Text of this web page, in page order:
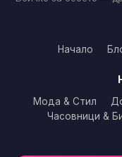
Начало
Мода & Стил
Часовници &